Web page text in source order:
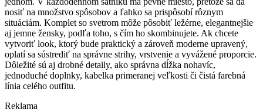
nosiť na množstvo spôsobov a ľahko sa prispôsobí rôznym
situáciám. Komplet so svetrom môže pôsobiť ležérne, elegantnejšie
aj jemne žensky, podľa toho, s čím ho skombinujete. Ak chcete
vytvoriť look, ktorý bude praktický a zároveň moderne upravený,
oplatí sa sústrediť na správne strihy, vrstvenie a vyvážené proporcie.
Dôležité sú aj drobné detaily, ako správna dĺžka nohavíc,
jednoduché doplnky, kabelka primeranej veľkosti či čistá farebná
línia celého outfitu.
Reklama